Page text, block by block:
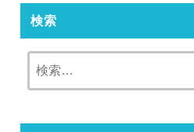
検索
索: